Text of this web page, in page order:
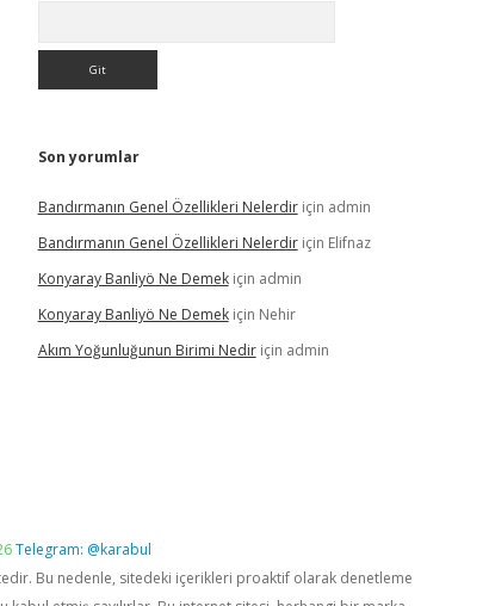
Son yorumlar
Bandırmanın Genel Özellikleri Nelerdiriçin admin
Bandırmanın Genel Özellikleri Nelerdiriçin Elifnaz
Konyaray Banliyö Ne Demekiçin admin
Konyaray Banliyö Ne Demekiçin Nehir
Akım Yoğunluğunun Birimi Nediriçin admin
Telegram: @karabul
Bu nedenle, sitedeki içerikleri proaktif olarak denetleme